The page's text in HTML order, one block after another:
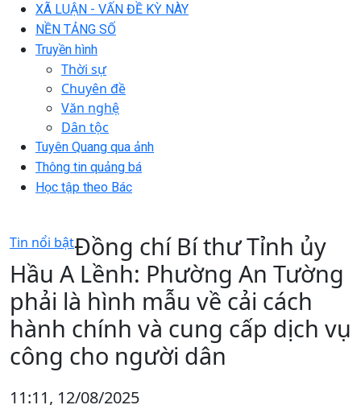
XÃ LUẬN - VẤN ĐỀ KỲ NÀY
NỀN TẢNG SỐ
Truyền hình
Thời sự
Chuyên đề
Văn nghệ
Dân tộc
Tuyên Quang qua ảnh
Thông tin quảng bá
Học tập theo Bác
Tin nổi bậtĐồng chí Bí thư Tỉnh ủy
Hầu A Lềnh: Phường An Tường
phải là hình mẫu về cải cách
hành chính và cung cấp dịch vụ
công cho người dân
11:11, 12/08/2025